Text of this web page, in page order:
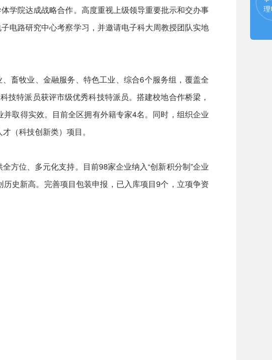
学院达成战略合作。高度重视上级领导重要批示和交办事
电路研究中心考察学习，并邀请电子科大周教授团队实地
牧业、金融服务、特色工业、综合6个服务组，覆盖全
技特派员获评市级优秀科技特派员。搭建校地合作桥梁，
取得实效。目前全区拥有外籍专家4名。同时，组织企业
（科技创新类）项目。
位、多元化支持。目前98家企业纳入“创新积分制”企业
史新高。完善项目包装申报，已入库项目9个，立项争资